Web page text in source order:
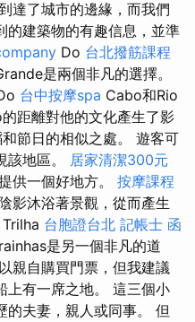
達了城市的邊緣，而我們
的建築物的有趣信息，並準
Do 台北撥筋課程
是兩個非凡的選擇。
台中按摩spa Cabo和Rio
距離對他的文化產生了影
節日的相似之處。 遊客可
該地區。 居家清潔300元
供一個好地方。 按摩課程
影沐浴著景觀，從而產生
Trilha 台胞證台北 記帳士 函
是另一個非凡的道
親自購買門票，但我建議
上有一席之地。 這三個小
的夫妻，親人或同事。 但